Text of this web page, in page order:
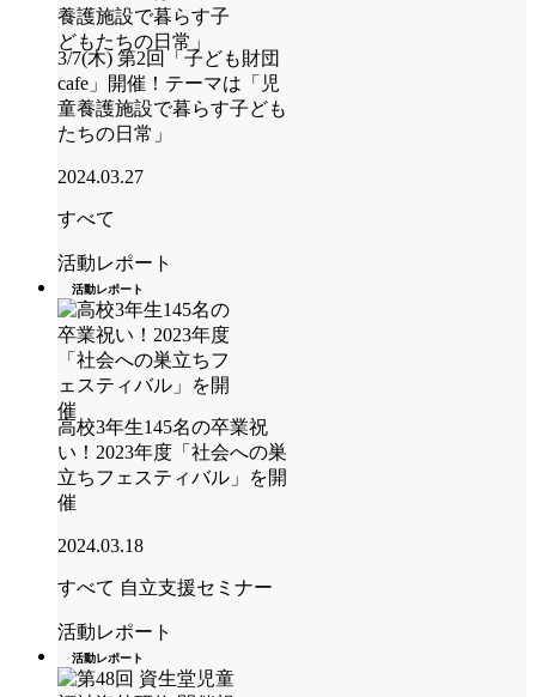
3/7(木) 第2回「子ども財団
cafe」開催！テーマは「児
童養護施設で暮らす子ども
たちの日常」
2024.03.27
すべて
活動レポート
活動レポート
高校3年生145名の卒業祝
い！2023年度「社会への巣
立ちフェスティバル」を開
催
2024.03.18
すべて 自立支援セミナー
活動レポート
活動レポート